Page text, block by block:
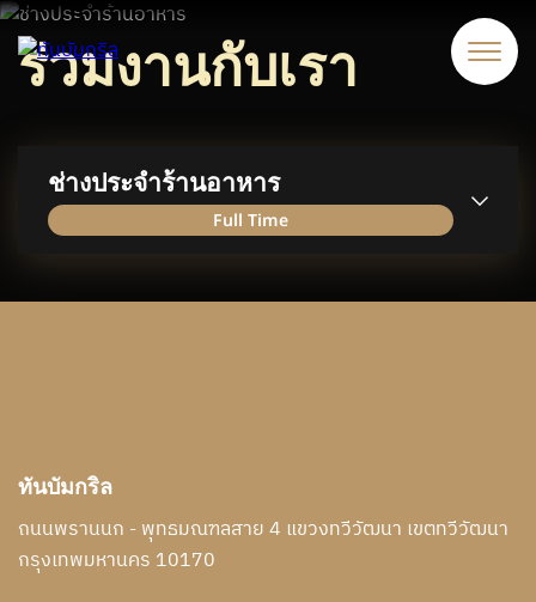
ร่วมงานกับเรา
ช่างประจำร้านอาหาร
Full Time
ทันบัมกริล
ถนนพรานนก - พุทธมณฑลสาย 4 แขวงทวีวัฒนา เขตทวีวัฒนา
กรุงเทพมหานคร 10170